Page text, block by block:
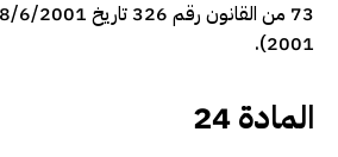
73 من القانون رقم
2001
).
المادة 24